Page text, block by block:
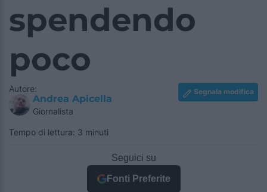
spendendo
poco
Autore:
Andrea Apicella
Giornalista
Segnala modifica
Tempo di lettura: 3 minuti
Seguici su
Fonti Preferite